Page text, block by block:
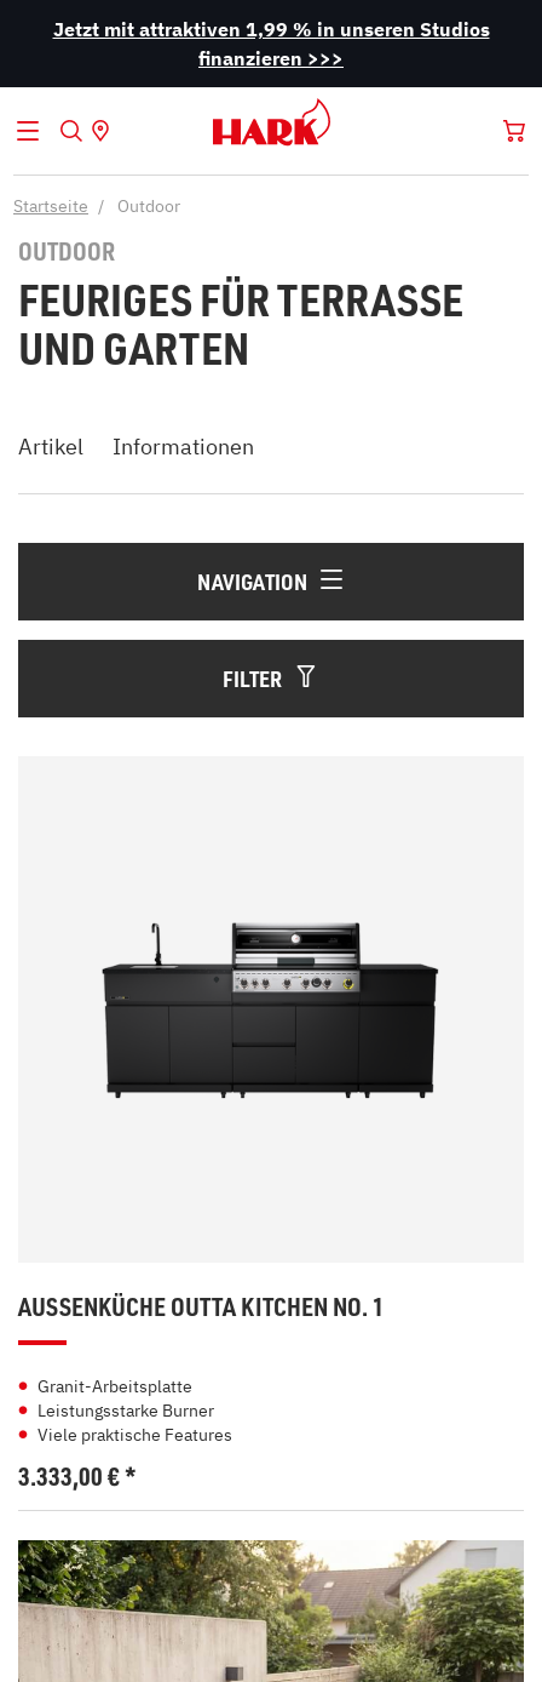
Jetzt mit attraktiven 1,99 % in unseren Studios
finanzieren >>>
Startseite Outdoor
OUTDOOR
FEURIGES FÜR TERRASSE
UND GARTEN
Artikel Informationen
NAVIGATION
FILTER
AUSSENKÜCHE OUTTA KITCHEN NO. 1
Granit-Arbeitsplatte
Leistungsstarke Burner
Viele praktische Features
3.333,00€*